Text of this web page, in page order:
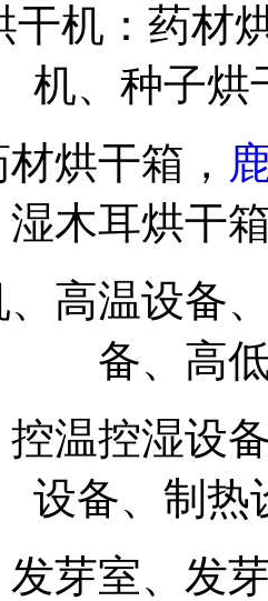
干机：药材
机、种子烘
烘干箱，
木耳烘干
高温设备
备、高
温控湿设
设备、制热
芽室、发